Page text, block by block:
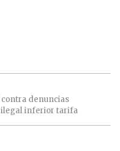
contra denuncias
ilegalinferior tarifa